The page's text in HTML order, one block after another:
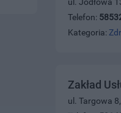
Telefon:
Kategoria:
Zakład
ul. Targowa